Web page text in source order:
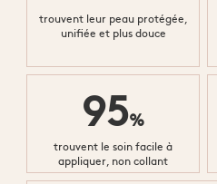
trouvent leur peau protégée,
unifiée et plus douce
95%
trouvent le soin facile à
appliquer, non collant